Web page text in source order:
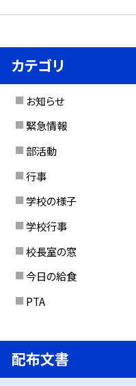
カテゴリ
お知らせ
緊急情報
部活動
行事
学校の様子
学校行事
校長室の窓
今日の給食
PTA
配布文書